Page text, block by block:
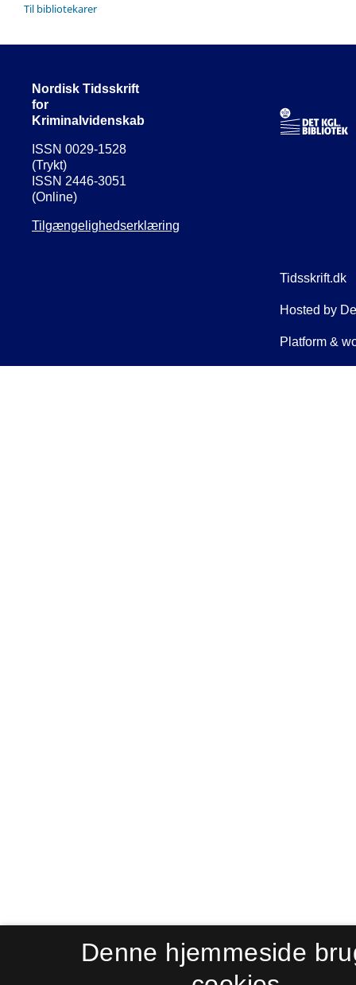
Til bibliotekarer
Nordisk Tidsskrift
for
Kriminalvidenskab
ISSN 0029-1528
(Trykt)
ISSN 2446-3051
(Online)
Tilgængelighedserklæring
Denne hjemmeside